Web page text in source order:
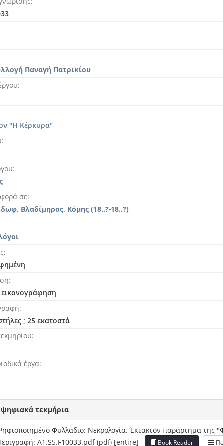
Παναγή Πατρικίου
"H Κέρκυρα"
σε
Βλαδίμηρος, Κόμης (18..?-18..?)
εικονογράφηση
; 25 εκατοστά
έργα
ψηφιακά τεκμήρια
Φυλλάδιο: Νεκρολογία. Έκτακτον παράρτημα της
A1.S5.F10033.pdf (pdf) [entire]
Book Reader